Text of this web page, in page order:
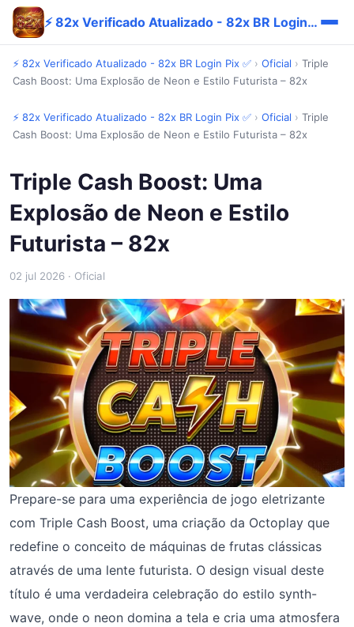
⚡ 82x Verificado Atualizado - 82x BR Login Pix ✅
⚡ 82x Verificado Atualizado - 82x BR Login Pix ✅ › Oficial › Triple
Cash Boost: Uma Explosão de Neon e Estilo Futurista – 82x
⚡ 82x Verificado Atualizado - 82x BR Login Pix ✅ › Oficial › Triple
Cash Boost: Uma Explosão de Neon e Estilo Futurista – 82x
Triple Cash Boost: Uma
Explosão de Neon e Estilo
Futurista – 82x
02 jul 2026 · Oficial
Prepare-se para uma experiência de jogo eletrizante
com Triple Cash Boost, uma criação da Octoplay que
redefine o conceito de máquinas de frutas clássicas
através de uma lente futurista. O design visual deste
título é uma verdadeira celebração do estilo synth-
wave, onde o neon domina a tela e cria uma atmosfera